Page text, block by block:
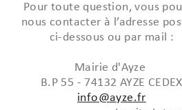
Pour toute question, vous
nous contacter à l’adresse
ci-dessous ou par mail :
Mairie d'Ayze
B.P 55 - 74132 AYZE CEDEX
info@ayze.fr